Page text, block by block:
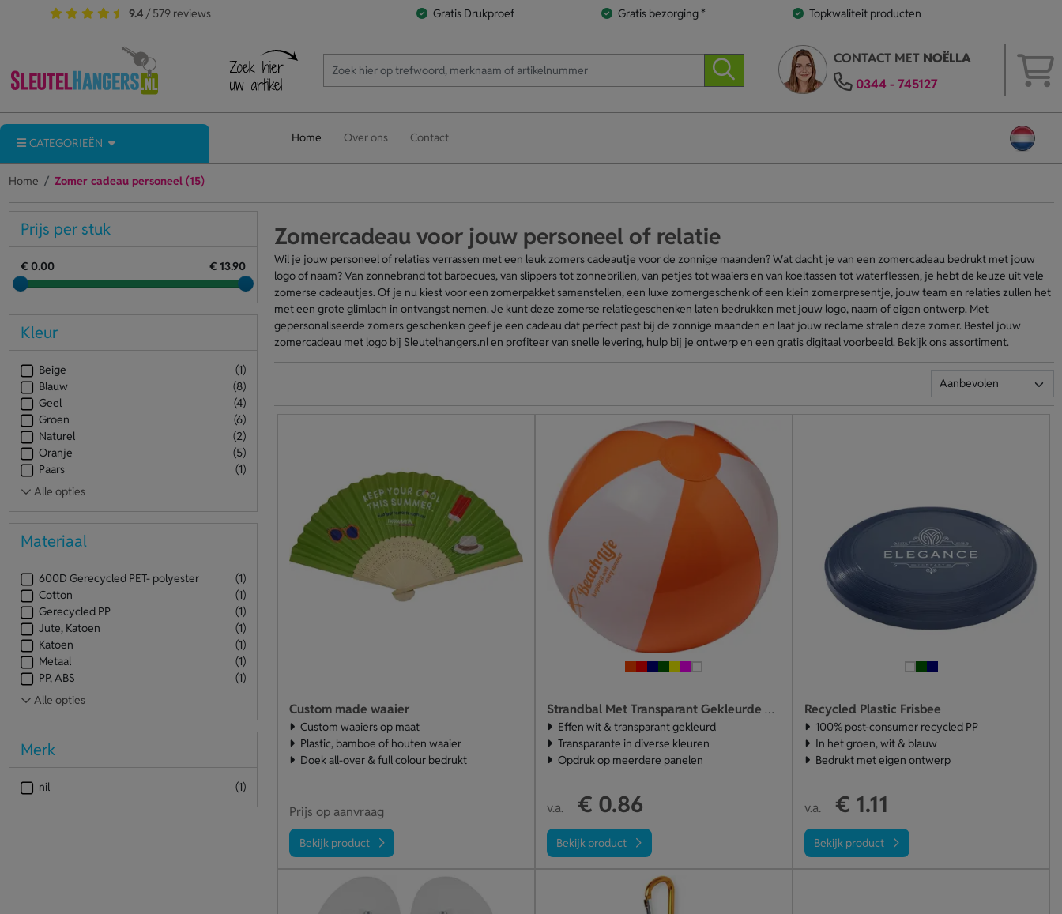
9.4 / 579 reviews Gratis Drukproef Gratis bezorging * Topkwaliteit producten
CONTACT MET NOËLLA
0344 - 745127
CATEGORIEËN Home Over ons Contact
Home Zomer cadeau personeel (15)
Zomercadeau voor jouw personeel of relatie
Wil je jouw personeel of relaties verrassen met een leuk zomers cadeautje voor de zonnige maanden? Wat dacht je van een zomercadeau bedrukt met jouw
logo of naam? Van zonnebrand tot barbecues, van slippers tot zonnebrillen, van petjes tot waaiers en van koeltassen tot waterflessen, je hebt de keuze uit vele
zomerse cadeautjes. Of je nu kiest voor een zomerpakket samenstellen, een luxe zomergeschenk of een klein zomerpresentje, jouw team en relaties zullen het
met een grote glimlach in ontvangst nemen. Je kunt deze zomerse relatiegeschenken laten bedrukken met jouw logo, naam of eigen ontwerp. Met
gepersonaliseerde zomers geschenken geef je een cadeau dat perfect past bij de zonnige maanden en laat jouw reclame stralen deze zomer. Bestel jouw
zomercadeau met logo bij Sleutelhangers.nl en profiteer van snelle levering, hulp bij je ontwerp en een gratis digitaal voorbeeld. Bekijk ons assortiment.
Custom made waaier
Custom waaiers op maat
Plastic, bamboe of houten waaier
Doek all-over & full colour bedrukt
Prijs op aanvraag
Bekijk product
Strandbal Met Transparant Gekleurde Panelen (28 Cm)
Effen wit & transparant gekleurd
Transparante in diverse kleuren
Opdruk op meerdere panelen
v.a. € 0.86
Bekijk product
Recycled Plastic Frisbee
100% post-consumer recycled PP
In het groen, wit & blauw
Bedrukt met eigen ontwerp
v.a. € 1.11
Bekijk product
Prijs per stuk
€ 0.00 € 13.90
Kleur
Beige
(1)
Blauw
(8)
Geel
(4)
Groen
(6)
Naturel
(2)
Oranje
(5)
Paars
(1)
Materiaal
600D Gerecycled PET- polyester
(1)
Cotton
(1)
Gerecycled PP
(1)
Jute, Katoen
(1)
Katoen
(1)
Metaal
(1)
PP, ABS
(1)
Merk
nil (1)